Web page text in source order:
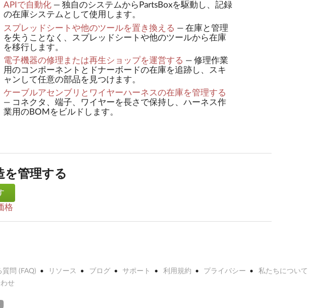
APIで自動化— 独自のシステムからPartsBoxを駆動し、記録
の在庫システムとして使用します。
スプレッドシートや他のツールを置き換える — 在庫と管理
を失うことなく、スプレッドシートや他のツールから在庫
を移行します。
電子機器の修理または再生ショップを運営する — 修理作業
用のコンポーネントとドナーボードの在庫を追跡し、スキ
ャンして任意の部品を見つけます。
ケーブルアセンブリとワイヤーハーネスの在庫を管理する
— コネクタ、端子、ワイヤーを長さで保持し、ハーネス作
業用のBOMをビルドします。
を管理する
格
質問 (FAQ) リソース ブログ サポート 利用規約 プライバシー
私たちについて
せ